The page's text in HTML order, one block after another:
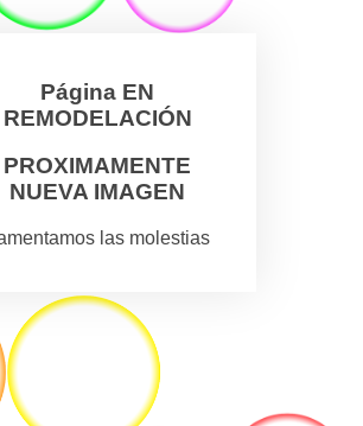
Página EN
REMODELACIÓN
PROXIMAMENTE
NUEVA IMAGEN
las molestias